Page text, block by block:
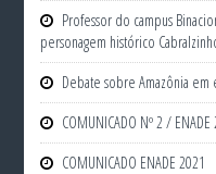
Professor do campus
personagem histórico
Debate sobre Amazônia em
COMUNICADO Nº 2 / ENADE
COMUNICADO ENADE 2021